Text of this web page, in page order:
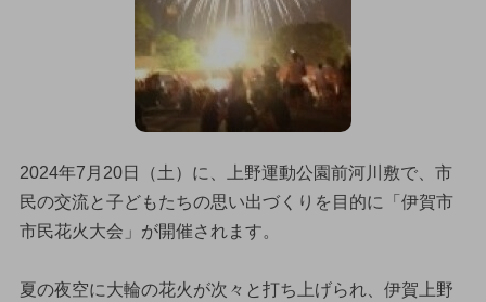
2024年7月20日（土）に、上野運動公園前河川敷で、市
民の交流と子どもたちの思い出づくりを目的に「伊賀市
市民花火大会」が開催されます。
夏の夜空に大輪の花火が次々と打ち上げられ、伊賀上野